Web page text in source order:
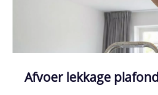
Afvoer lekkage